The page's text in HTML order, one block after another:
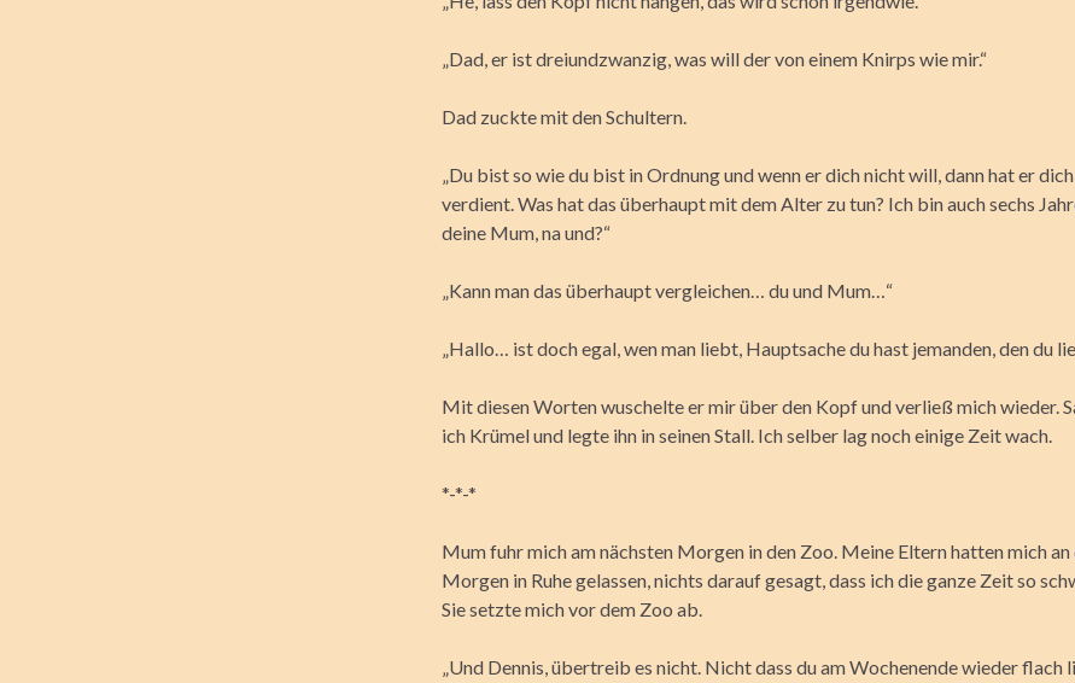
„Dad, er ist dreiundzwanzig, was will der von einem Knirps wie mir.“
Dad zuckte mit den Schultern.
„Du bist so wie du bist in Ordnung und wenn er dich nicht will, dann hat er
verdient. Was hat das überhaupt mit dem Alter zu tun? Ich bin auch sechs
deine Mum, na und?“
„Kann man das überhaupt vergleichen… du und Mum…“
„Hallo… ist doch egal, wen man liebt, Hauptsache du hast jemanden, den du
Mit diesen Worten wuschelte er mir über den Kopf und verließ mich wieder.
ich Krümel und legte ihn in seinen Stall. Ich selber lag noch einige Zeit wach.
*-*-*
Mum fuhr mich am nächsten Morgen in den Zoo. Meine Eltern hatten mich an
Morgen in Ruhe gelassen, nichts darauf gesagt, dass ich die ganze Zeit so
Sie setzte mich vor dem Zoo ab.
„Und Dennis, übertreib es nicht. Nicht dass du am Wochenende wieder flach